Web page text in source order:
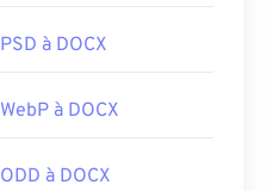
PSD à DOCX
WebP à DOCX
ODD à DOCX